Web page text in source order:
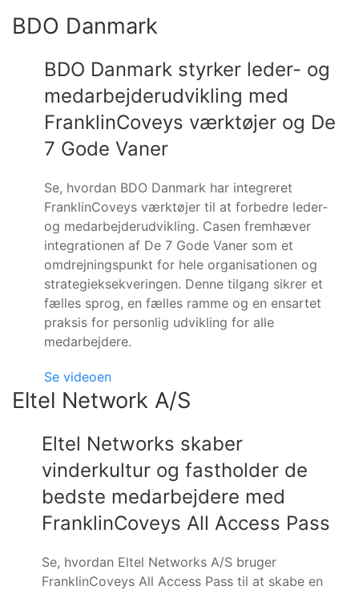
BDO Danmark
BDO Danmark styrker leder- og
medarbejderudvikling med
FranklinCoveys værktøjer og De
7 Gode Vaner
Se, hvordan BDO Danmark har integreret
FranklinCoveys værktøjer til at forbedre leder-
og medarbejderudvikling. Casen fremhæver
integrationen af De 7 Gode Vaner som et
omdrejningspunkt for hele organisationen og
strategieksekveringen. Denne tilgang sikrer et
fælles sprog, en fælles ramme og en ensartet
praksis for personlig udvikling for alle
medarbejdere.
Se videoen
Eltel Network A/S
Eltel Networks skaber
vinderkultur og fastholder de
bedste medarbejdere med
FranklinCoveys All Access Pass
Se, hvordan Eltel Networks A/S bruger
FranklinCoveys All Access Pass til at skabe en